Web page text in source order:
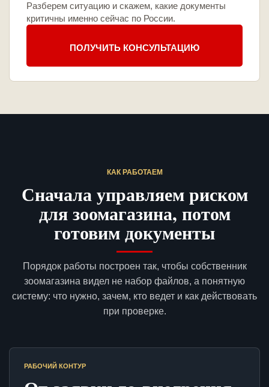
Разберем ситуацию и скажем, какие документы
критичны именно сейчас по России.
ПОЛУЧИТЬ КОНСУЛЬТАЦИЮ
КАК РАБОТАЕМ
Сначала управляем риском
для зоомагазина, потом
готовим документы
Порядок работы построен так, чтобы собственник
зоомагазина видел не набор файлов, а понятную
систему: что нужно, зачем, кто ведет и как действовать
при проверке.
РАБОЧИЙ КОНТУР